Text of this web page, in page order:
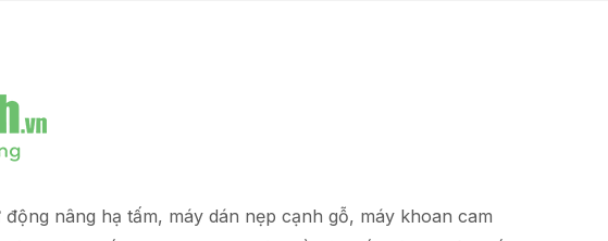
nâng hạ tấm, máy dán nẹp cạnh gỗ, máy khoan cam